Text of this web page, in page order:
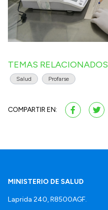
TEMAS RELACIONADOS
Salud Profarse
COMPARTIR EN:
MINISTERIO DE SALUD
Laprida 240, R8500AGF.